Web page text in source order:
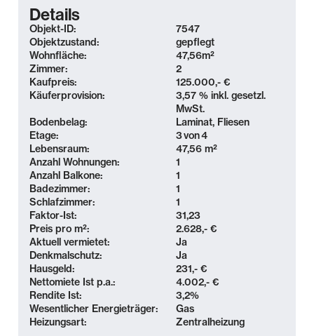
Innenstadt. Das ehemalige Industrieviertel zählt
heute zunehmend zu den beliebten Wohngebieten
der Stadt. Das Leipziger Zentrum ist sowohl mit
dem Rad als auch mit den öffentlichen
Verkehrsmitteln gut und schnell erreichbar.
Entsprechende Haltestellen der LVB, Einrichtungen
des täglichen Bedarfs sowie Kulturstätten und Ärzte
befinden sich nur wenige Minuten entfernt. Im
Bereich der Georg-Schwarz-Straße haben sich in
den vergangenen Jahren zahlreiche gastronomische
Einrichtungen etabliert.
Der Stadtteil ist umgeben von weitläufigem
Waldgebiet und bietet damit zahlreiche
Naherholungsmöglichkeiten. Auch der beliebte
Auensee ist schnell mit dem Fahrrad oder dem Auto
erreicht. In der Nähe befindlich: Grundschule,
Realschule, Gymnasium, Kindertagesstätte,
Nahverkehrsanbindung, Cafés, Restaurants,
Einkaufsmöglichkeiten.
Details
Objekt-ID:
7547
Objektzustand:
gepflegt
Wohnfläche:
47,56m²
Zimmer:
2
Kaufpreis:
125.000,- €
Käuferprovision:
3,57 % inkl. gesetzl.
MwSt.
Bodenbelag:
Laminat, Fliesen
Etage:
3von4
Lebensraum:
47,56 m²
Anzahl Wohnungen:
1
Anzahl Balkone:
1
Badezimmer:
1
Schlafzimmer:
1
Faktor-Ist:
31,23
Preis pro m²:
2.628,- €
Aktuell vermietet:
Ja
Denkmalschutz:
Ja
Hausgeld:
231,- €
Nettomiete Ist p.a.:
4.002,- €
Rendite Ist:
3,2%
Wesentlicher Energieträger:
Gas
Heizungsart:
Zentralheizung